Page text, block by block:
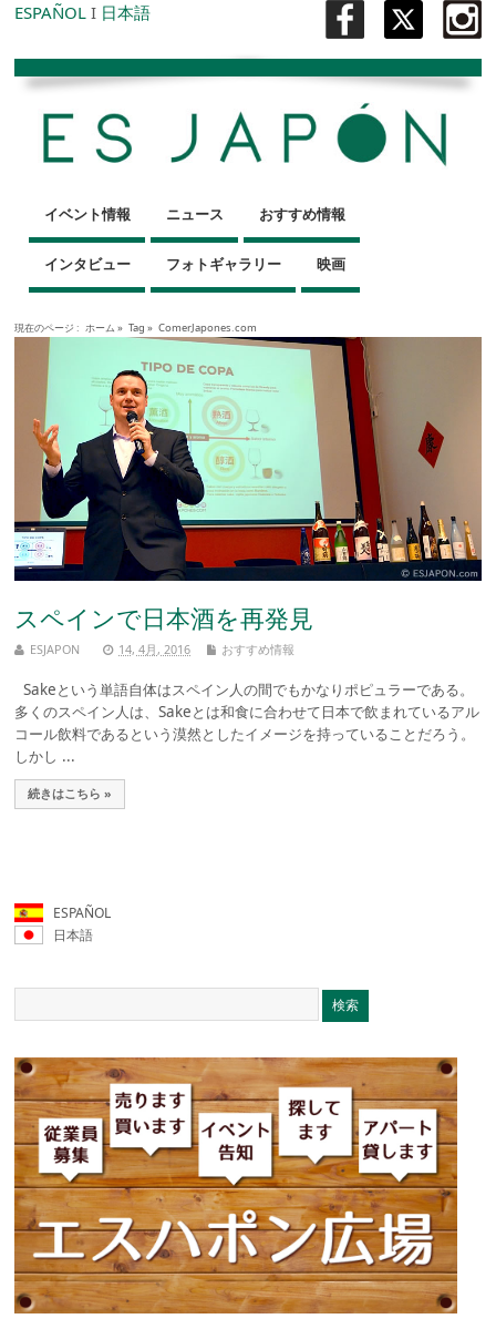
ESPAÑOL I 日本語
イベント情報 ニュース おすすめ情報
インタビュー フォトギャラリー 映画
現在のページ : ホーム » Tag » ComerJapones.com
スペインで日本酒を再発見
ESJAPON 14, 4月, 2016 おすすめ情報
Sakeという単語自体はスペイン人の間でもかなりポピュラーである。
多くのスペイン人は、Sakeとは和食に合わせて日本で飲まれているアル
コール飲料であるという漠然としたイメージを持っていることだろう。
しかし ...
続きはこちら »
ESPAÑOL
日本語